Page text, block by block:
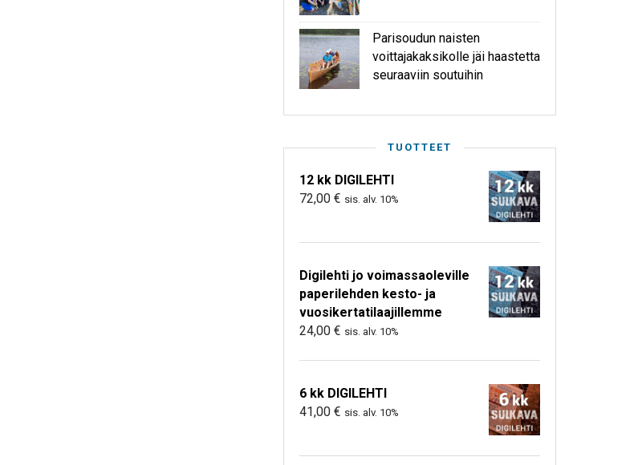
Parisoudun naisten
voittajakaksikolle jäi haastetta
seuraaviin soutuihin
TUOTTEET
12 kk DIGILEHTI
72,00 € sis. alv. 10%
Digilehti jo voimassaoleville
paperilehden kesto- ja
vuosikertatilaajillemme
24,00 € sis. alv. 10%
6 kk DIGILEHTI
41,00 € sis. alv. 10%